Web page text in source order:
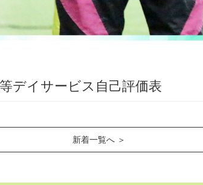
デイサービス自己評価表
新着一覧へ ＞